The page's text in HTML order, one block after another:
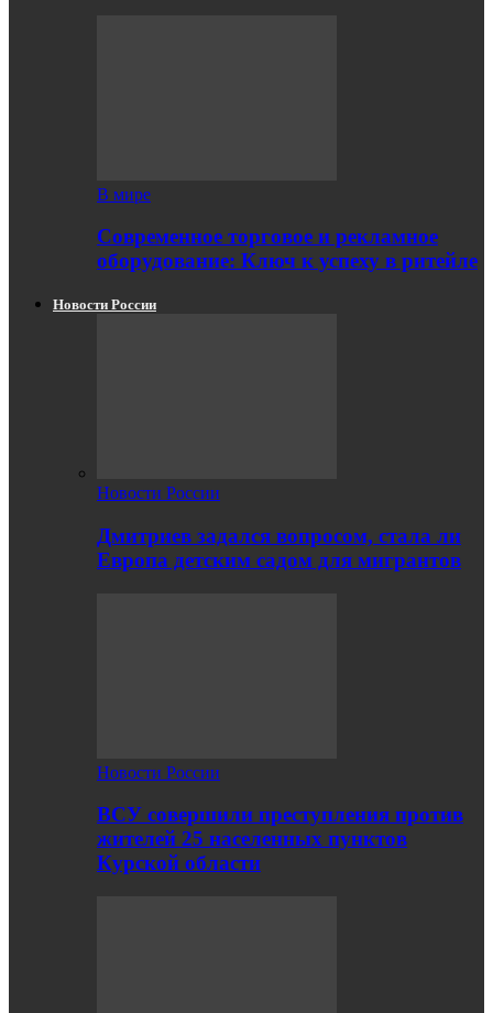
В мире
Современное торговое и рекламное
оборудование: Ключ к успеху в ритейле
Новости России
Новости России
Дмитриев задался вопросом, стала ли
Европа детским садом для мигрантов
Новости России
ВСУ совершили преступления против
жителей 25 населенных пунктов
Курской области